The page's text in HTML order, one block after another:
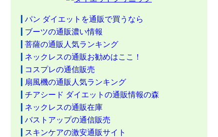
パン ダイエットを通販で買うなら
ブーツの通販濃い情報
菩薩の通販人気ランキング
ネックレスの通販お勧めはここ！
コスプレの通信販売
扇風機の通販人気ランキング
チアシード ダイエットの通販情報の森
ネックレスの通販在庫
バストアップの通信販売
スキンケアの激安通販サイト